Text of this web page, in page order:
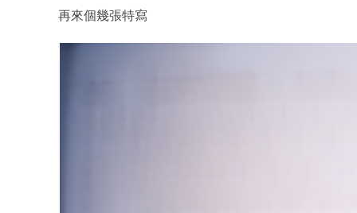
再來個幾張特寫